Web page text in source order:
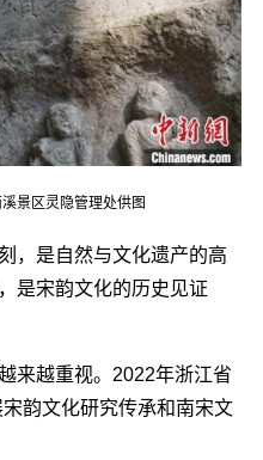
景区灵隐管理处供图
是自然与文化遗产的高
是宋韵文化的历史见证
越重视。2022年浙江省
韵文化研究传承和南宋文